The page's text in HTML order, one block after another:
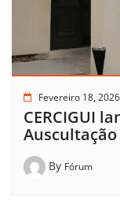
Fevereiro 18, 2026
CERCIGUI
By Fórum